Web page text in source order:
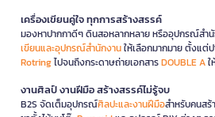
เครื่องเขียนคู่ใจ ทุกการสร้างสรรค์
มองหาปากกาดีๆ ดินสอหลากหลาย หรืออุปกรณ์สำ
เขียนและอุปกรณ์สำนักงานให้เลือกมากมาย ตั้งแต่
Rotringไปจนถึงกระดาษถ่ายเอกสารDOUBLE A
งานศิลป์ งานฝีมือ สร้างสรรค์ไม่รู้จบ
B2S จัดเต็มอุปกรณ์ศิลปะและงานฝีมือสำหรับคนสร้